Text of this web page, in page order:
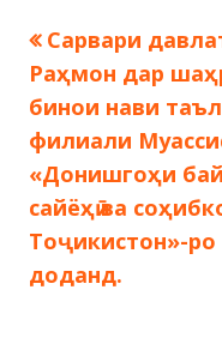
Навигация
по
записям
Предыдущая
запись:
Сарвари
Раҳмон дар
бинои нави
филиали
«Донишгоҳи
сайёҳӣ ва
Тоҷикистон»-
доданд.